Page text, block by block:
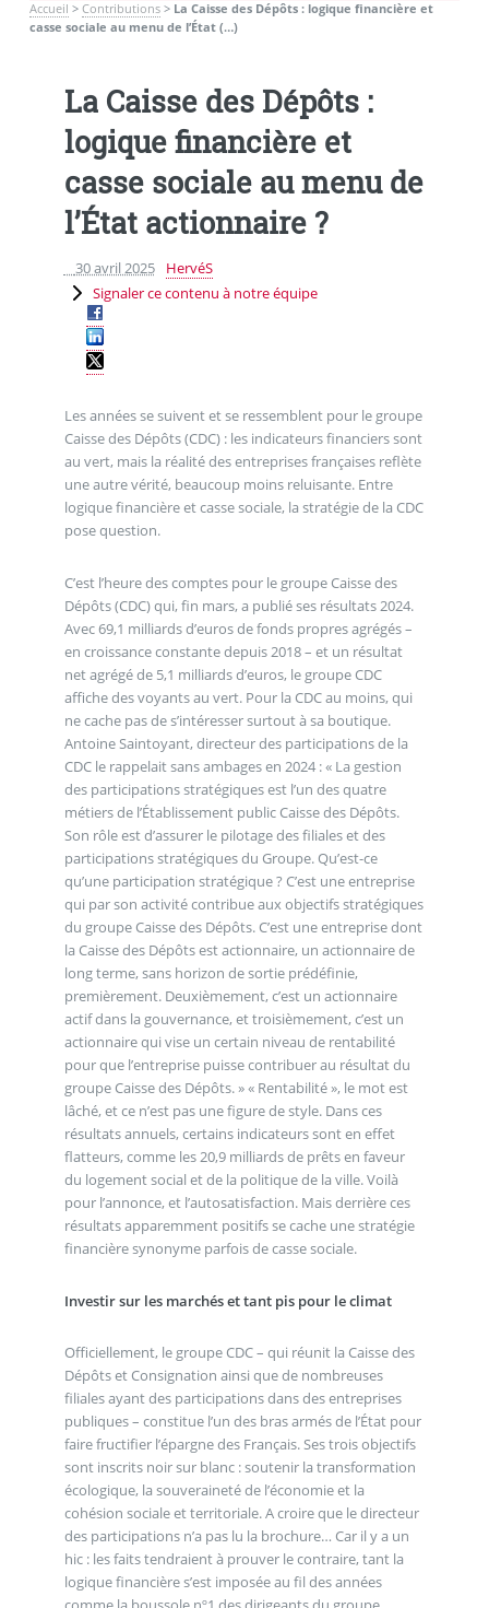
Accueil > Contributions> La Caisse des Dépôts : logique financière et
casse sociale au menu de l’État (…)
La Caisse des Dépôts :
logique financière et
casse sociale au menu de
l’État actionnaire ?
30 avril 2025
HervéS
Signaler ce contenu à notre équipe
Les années se suivent et se ressemblent pour le groupe
Caisse des Dépôts (CDC) : les indicateurs financiers sont
au vert, mais la réalité des entreprises françaises reflète
une autre vérité, beaucoup moins reluisante. Entre
logique financière et casse sociale, la stratégie de la CDC
pose question.
C’est l’heure des comptes pour le groupe Caisse des
Dépôts (CDC) qui, fin mars, a publié ses résultats 2024.
Avec 69,1 milliards d’euros de fonds propres agrégés –
en croissance constante depuis 2018 – et un résultat
net agrégé de 5,1 milliards d’euros, le groupe CDC
affiche des voyants au vert. Pour la CDC au moins, qui
ne cache pas de s’intéresser surtout à sa boutique.
Antoine Saintoyant, directeur des participations de la
CDC le rappelait sans ambages en 2024 : « La gestion
des participations stratégiques est l’un des quatre
métiers de l’Établissement public Caisse des Dépôts.
Son rôle est d’assurer le pilotage des filiales et des
participations stratégiques du Groupe. Qu’est-ce
qu’une participation stratégique ? C’est une entreprise
qui par son activité contribue aux objectifs stratégiques
du groupe Caisse des Dépôts. C’est une entreprise dont
la Caisse des Dépôts est actionnaire, un actionnaire de
long terme, sans horizon de sortie prédéfinie,
premièrement. Deuxièmement, c’est un actionnaire
actif dans la gouvernance, et troisièmement, c’est un
actionnaire qui vise un certain niveau de rentabilité
pour que l’entreprise puisse contribuer au résultat du
groupe Caisse des Dépôts. » « Rentabilité », le mot est
lâché, et ce n’est pas une figure de style. Dans ces
résultats annuels, certains indicateurs sont en effet
flatteurs, comme les 20,9 milliards de prêts en faveur
du logement social et de la politique de la ville. Voilà
pour l’annonce, et l’autosatisfaction. Mais derrière ces
résultats apparemment positifs se cache une stratégie
financière synonyme parfois de casse sociale.
Investir sur les marchés et tant pis pour le climat
Officiellement, le groupe CDC – qui réunit la Caisse des
Dépôts et Consignation ainsi que de nombreuses
filiales ayant des participations dans des entreprises
publiques – constitue l’un des bras armés de l’État pour
faire fructifier l’épargne des Français. Ses trois objectifs
sont inscrits noir sur blanc : soutenir la transformation
écologique, la souveraineté de l’économie et la
cohésion sociale et territoriale. A croire que le directeur
des participations n’a pas lu la brochure… Car il y a un
hic : les faits tendraient à prouver le contraire, tant la
logique financière s’est imposée au fil des années